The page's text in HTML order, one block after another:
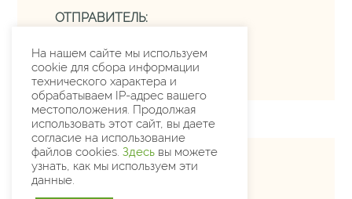
ОТПРАВИТЕЛЬ:
Содержание
На нашем сайте мы используем
cookie для сбора информации
технического характера и
обрабатываем IP-адрес вашего
местоположения. Продолжая
использовать этот сайт, вы даете
согласие на использование
файлов cookies. Здесь вы можете
узнать, как мы используем эти
данные.